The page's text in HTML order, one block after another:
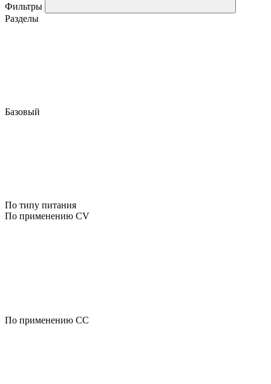
Фильтры
Разделы
Базовый
По типу питания
По применению CV
По применению CC